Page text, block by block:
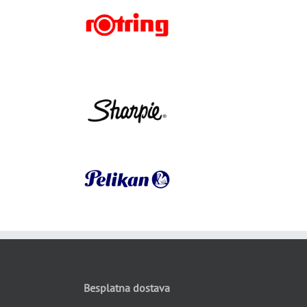
Besplatna dostava